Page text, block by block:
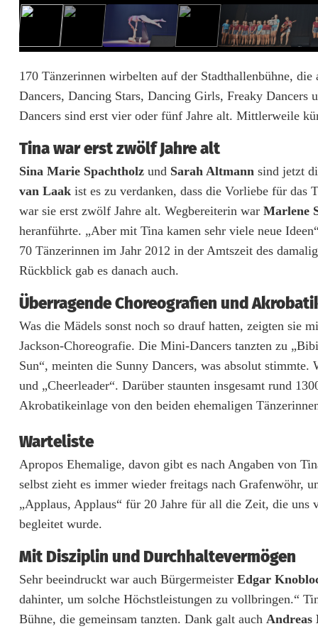
J
K
b
r
n
e
n
H
ö
c
h
s
t
e
i
s
t
u
n
g
170 Tänzerinnen wirbelten auf der Stadthallenbühne,
Dancers, Dancing Stars, Dancing Girls, Freaky Dancers
Dancers sind erst vier oder fünf Jahre alt. Mittlerweile
Tina war erst zwölf Jahre alt
Sina Marie Spachtholz und Sarah Altmann sind jetzt
van Laak ist es zu verdanken, dass die Vorliebe für das
war sie erst zwölf Jahre alt. Wegbereiterin war Marlene
heranführte. „Aber mit Tina kamen sehr viele neue
70 Tänzerinnen im Jahr 2012 in der Amtszeit des
Rückblick gab es danach auch.
Überragende Choreografien und
Was die Mädels sonst noch so drauf hatten, zeigten
Jackson-Choreografie. Die Mini-Dancers tanzten zu
Sun“, meinten die Sunny Dancers, was absolut stimmte.
und „Cheerleader“. Darüber staunten insgesamt rund
Akrobatikeinlage von den beiden ehemaligen
Warteliste
Apropos Ehemalige, davon gibt es nach Angaben von
selbst zieht es immer wieder freitags nach Grafenwöhr,
„Applaus, Applaus“ für 20 Jahre für all die Zeit, die uns
begleitet wurde.
Mit Disziplin und Durchhaltevermögen
Sehr beeindruckt war auch Bürgermeister Edgar
dahinter, um solche Höchstleistungen zu vollbringen.“
Bühne, die gemeinsam tanzten. Dank galt auch Andreas